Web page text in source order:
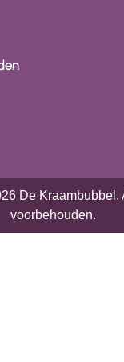
De Kraambubbel.
voorbehouden.